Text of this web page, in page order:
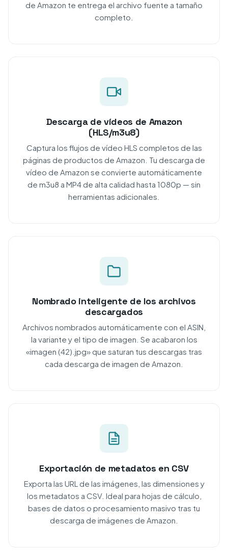
de Amazon te entrega el archivo fuente a tamaño
completo.
Descarga de vídeos de Amazon
(HLS/m3u8)
Captura los flujos de vídeo HLS completos de las
páginas de productos de Amazon. Tu descarga de
vídeo de Amazon se convierte automáticamente
de m3u8 a MP4 de alta calidad hasta 1080p — sin
herramientas adicionales.
Nombrado inteligente de los archivos
descargados
Archivos nombrados automáticamente con el ASIN,
la variante y el tipo de imagen. Se acabaron los
«imagen (42).jpg» que saturan tus descargas tras
cada descarga de imagen de Amazon.
Exportación de metadatos en CSV
Exporta las URL de las imágenes, las dimensiones y
los metadatos a CSV. Ideal para hojas de cálculo,
bases de datos o procesamiento masivo tras tu
descarga de imágenes de Amazon.